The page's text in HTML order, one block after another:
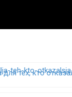
тех, кто